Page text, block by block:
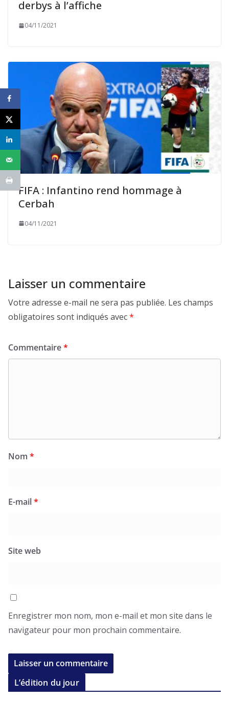
derbys à l’affiche
04/11/2021
FIFA : Infantino rend hommage à
Cerbah
04/11/2021
Laisser un commentaire
Votre adresse e-mail ne sera pas publiée. Les champs
obligatoires sont indiqués avec*
Commentaire*
Nom *
E-mail*
Site web
Enregistrer mon nom, mon e-mail et mon site dans le
navigateur pour mon prochain commentaire.
L’édition du jour